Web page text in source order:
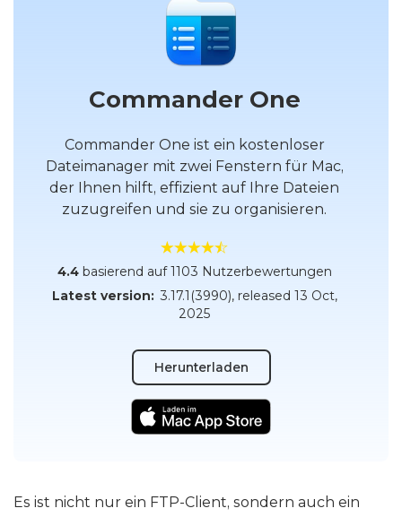
Commander One
Commander One ist ein kostenloser
Dateimanager mit zwei Fenstern für Mac,
der Ihnen hilft, effizient auf Ihre Dateien
zuzugreifen und sie zu organisieren.
4.4basierend auf 1103 Nutzerbewertungen
Latest version: 3.17.1(3990), released 13 Oct,
2025
Herunterladen
Es ist nicht nur ein FTP-Client, sondern auch ein